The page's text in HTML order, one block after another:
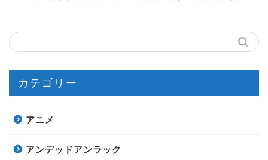
カテゴリー
アニメ
アンデッドアンラック